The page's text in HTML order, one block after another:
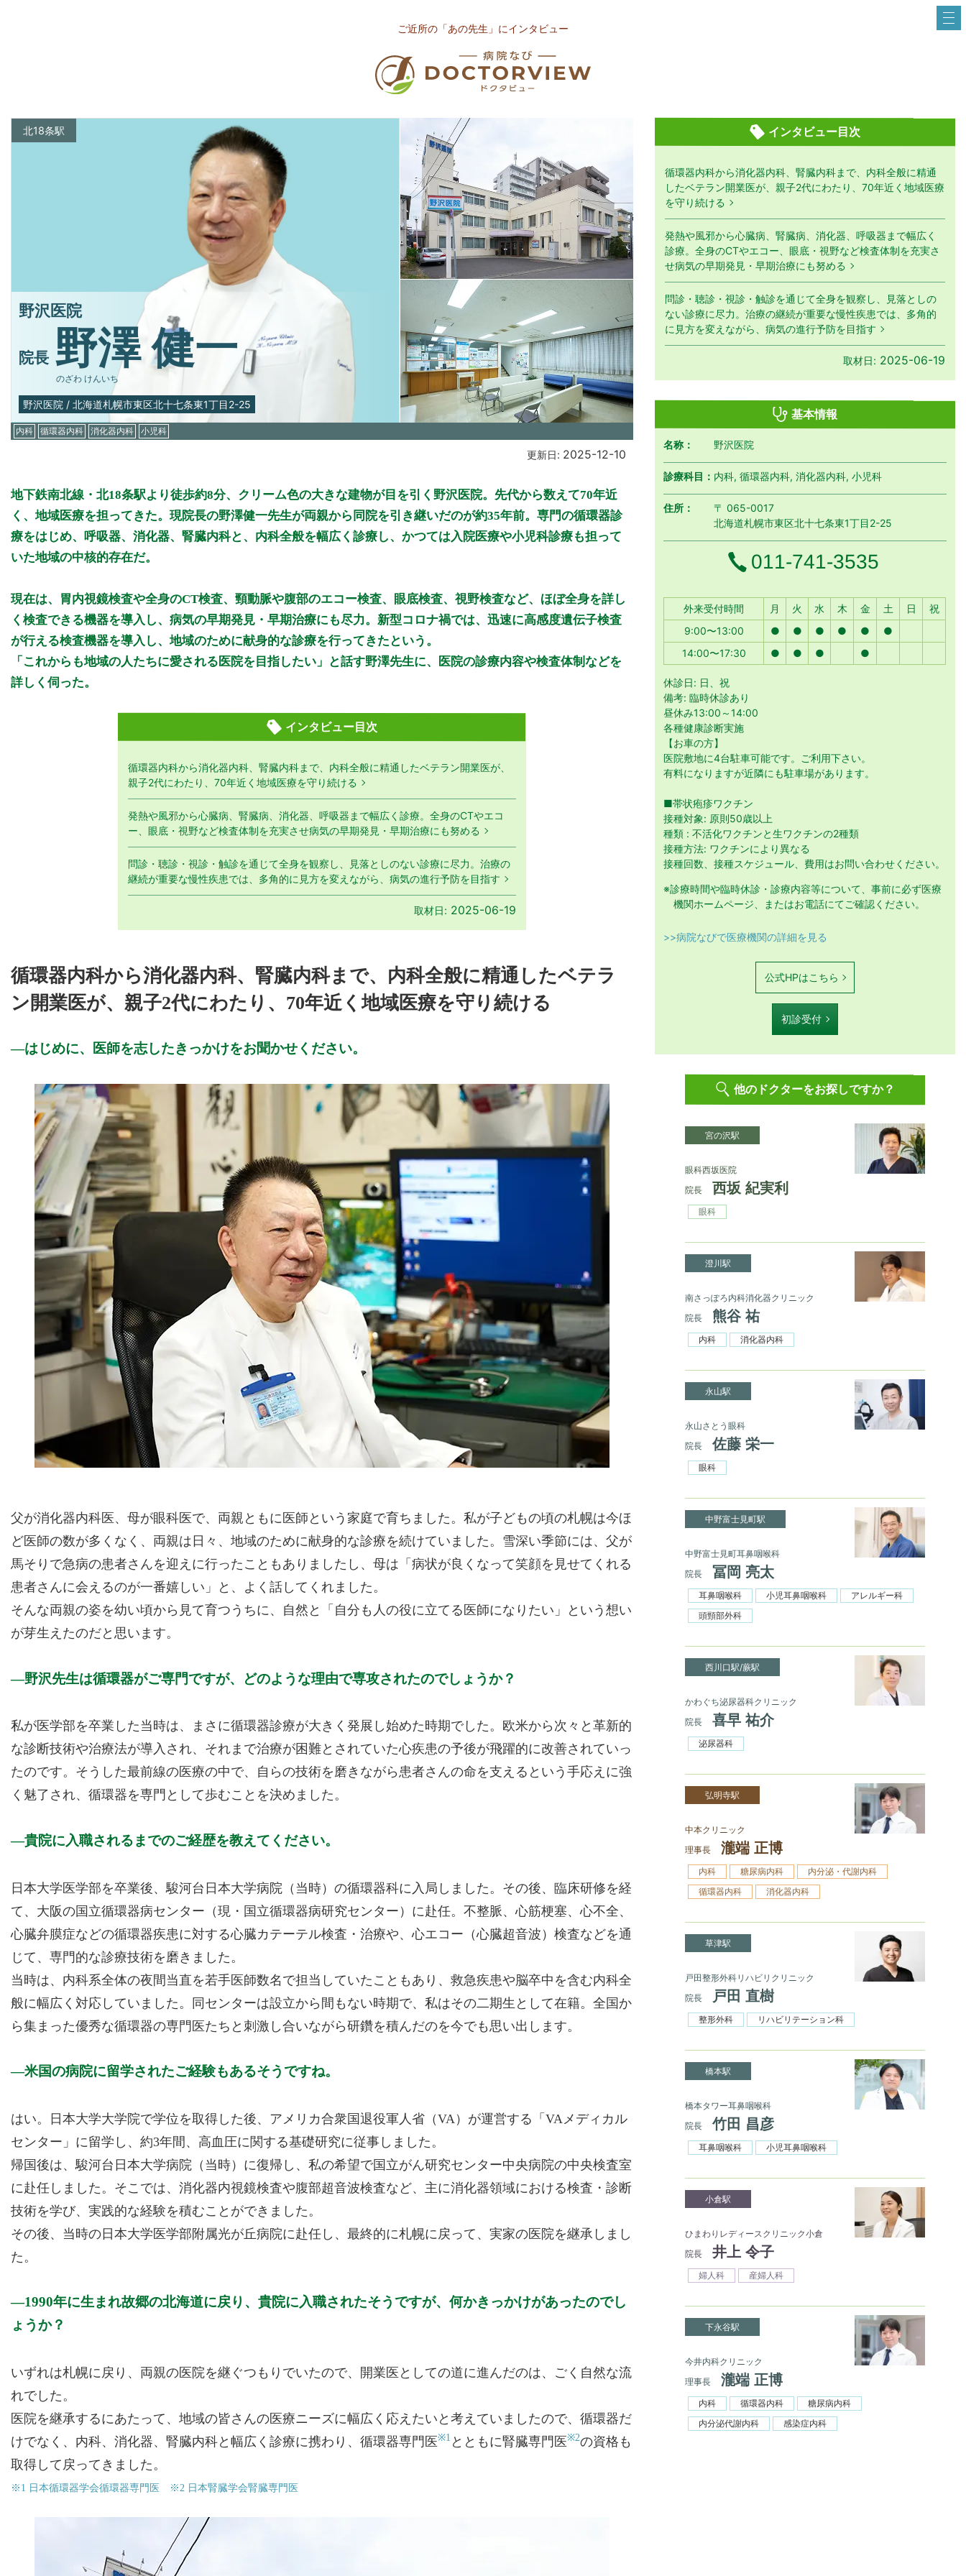
ご近所の「あの先生」にインタビュー
北18条駅
野沢医院
院長 野澤 健一
のざわ けんいち
野沢医院 / 北海道札幌市東区北十七条東1丁目2-25
内科 循環器内科 消化器内科 小児科
更新日: 2025-12-10
地下鉄南北線・北18条駅より徒歩約8分、クリーム色の大きな建物が目を引く野沢医院。先代から数えて70年近
く、地域医療を担ってきた。現院長の野澤健一先生が両親から同院を引き継いだのが約35年前。専門の循環器診
療をはじめ、呼吸器、消化器、腎臓内科と、内科全般を幅広く診療し、かつては入院医療や小児科診療も担って
いた地域の中核的存在だ。
現在は、胃内視鏡検査や全身のCT検査、頸動脈や腹部のエコー検査、眼底検査、視野検査など、ほぼ全身を詳し
く検査できる機器を導入し、病気の早期発見・早期治療にも尽力。新型コロナ禍では、迅速に高感度遺伝子検査
が行える検査機器を導入し、地域のために献身的な診療を行ってきたという。
「これからも地域の人たちに愛される医院を目指したい」と話す野澤先生に、医院の診療内容や検査体制などを
詳しく伺った。
インタビュー目次
循環器内科から消化器内科、腎臓内科まで、内科全般に精通したベテラン開業医が、
親子2代にわたり、70年近く地域医療を守り続ける
発熱や風邪から心臓病、腎臓病、消化器、呼吸器まで幅広く診療。全身のCTやエコ
ー、眼底・視野など検査体制を充実させ病気の早期発見・早期治療にも努める
問診・聴診・視診・触診を通じて全身を観察し、見落としのない診療に尽力。治療の
継続が重要な慢性疾患では、多角的に見方を変えながら、病気の進行予防を目指す
取材日: 2025-06-19
循環器内科から消化器内科、腎臓内科まで、内科全般に精通したベテラ
ン開業医が、親子2代にわたり、70年近く地域医療を守り続ける
はじめに、医師を志したきっかけをお聞かせください。
父が消化器内科医、母が眼科医で、両親ともに医師という家庭で育ちました。私が子どもの頃の札幌は今ほ
ど医師の数が多くなく、両親は日々、地域のために献身的な診療を続けていました。雪深い季節には、父が
馬そりで急病の患者さんを迎えに行ったこともありましたし、母は「病状が良くなって笑顔を見せてくれる
患者さんに会えるのが一番嬉しい」と、よく話してくれました。
そんな両親の姿を幼い頃から見て育つうちに、自然と「自分も人の役に立てる医師になりたい」という想い
が芽生えたのだと思います。
野沢先生は循環器がご専門ですが、どのような理由で専攻されたのでしょうか？
私が医学部を卒業した当時は、まさに循環器診療が大きく発展し始めた時期でした。欧米から次々と革新的
な診断技術や治療法が導入され、それまで治療が困難とされていた心疾患の予後が飛躍的に改善されていっ
たのです。そうした最前線の医療の中で、自らの技術を磨きながら患者さんの命を支えるという手応えに強
く魅了され、循環器を専門として歩むことを決めました。
貴院に入職されるまでのご経歴を教えてください。
日本大学医学部を卒業後、駿河台日本大学病院（当時）の循環器科に入局しました。その後、臨床研修を経
て、大阪の国立循環器病センター（現・国立循環器病研究センター）に赴任。不整脈、心筋梗塞、心不全、
心臓弁膜症などの循環器疾患に対する心臓カテーテル検査・治療や、心エコー（心臓超音波）検査などを通
じて、専門的な診療技術を磨きました。
当時は、内科系全体の夜間当直を若手医師数名で担当していたこともあり、救急疾患や脳卒中を含む内科全
般に幅広く対応していました。同センターは設立から間もない時期で、私はその二期生として在籍。全国か
ら集まった優秀な循環器の専門医たちと刺激し合いながら研鑽を積んだのを今でも思い出します。
米国の病院に留学されたご経験もあるそうですね。
はい。日本大学大学院で学位を取得した後、アメリカ合衆国退役軍人省（VA）が運営する「VAメディカル
センター」に留学し、約3年間、高血圧に関する基礎研究に従事しました。
帰国後は、駿河台日本大学病院（当時）に復帰し、私の希望で国立がん研究センター中央病院の中央検査室
に赴任しました。そこでは、消化器内視鏡検査や腹部超音波検査など、主に消化器領域における検査・診断
技術を学び、実践的な経験を積むことができました。
その後、当時の日本大学医学部附属光が丘病院に赴任し、最終的に札幌に戻って、実家の医院を継承しまし
た。
1990年に生まれ故郷の北海道に戻り、貴院に入職されたそうですが、何かきっかけがあったのでし
ょうか？
いずれは札幌に戻り、両親の医院を継ぐつもりでいたので、開業医としての道に進んだのは、ごく自然な流
れでした。
医院を継承するにあたって、地域の皆さんの医療ニーズに幅広く応えたいと考えていましたので、循環器だ
けでなく、内科、消化器、腎臓内科と幅広く診療に携わり、循環器専門医※1 とともに腎臓専門医※2の資格も
取得して戻ってきました。
※1 日本循環器学会循環器専門医 ※2 日本腎臓学会腎臓専門医
インタビュー目次
循環器内科から消化器内科、腎臓内科まで、内科全般に精通
したベテラン開業医が、親子2代にわたり、70年近く地域医療
を守り続ける
発熱や風邪から心臓病、腎臓病、消化器、呼吸器まで幅広く
診療。全身のCTやエコー、眼底・視野など検査体制を充実さ
せ病気の早期発見・早期治療にも努める
問診・聴診・視診・触診を通じて全身を観察し、見落としの
ない診療に尽力。治療の継続が重要な慢性疾患では、多角的
に見方を変えながら、病気の進行予防を目指す
取材日: 2025-06-19
基本情報
名称： 野沢医院
診療科目： 内科, 循環器内科, 消化器内科, 小児科
住所：
〒 065-0017
北海道札幌市東区北十七条東1丁目2-25
電話番号
011-741-3535
外来受付時間 月 月曜日
火 火曜日
水 水曜日
木木曜日
金金曜日
土土曜日
日 日曜日
祝
9:00〜13:00
● ● ● ● ●
●
14:00〜17:30
● ● ● ●
休診日: 日、祝
備考: 臨時休診あり
昼休み13:00～14:00
各種健康診断実施
【お車の方】
医院敷地に4台駐車可能です。ご利用下さい。
有料になりますが近隣にも駐車場があります。
■帯状疱疹ワクチン
接種対象: 原則50歳以上
種類 : 不活化ワクチンと生ワクチンの2種類
接種方法: ワクチンにより異なる
接種回数、接種スケジュール、費用はお問い合わせください。
※診療時間や臨時休診・診療内容等について、事前に必ず医療
機関ホームページ、またはお電話にてご確認ください。
>>病院なびで医療機関の詳細を見る
公式HPはこちら
初診受付
他のドクターをお探しですか？
宮の沢駅
眼科西坂医院
院長
西坂 紀実利
眼科
澄川駅
南さっぽろ内科消化器クリニック
院長
熊谷 祐
内科 消化器内科
永山駅
永山さとう眼科
院長
佐藤 栄一
眼科
中野富士見町駅
中野富士見町耳鼻咽喉科
院長
冨岡 亮太
耳鼻咽喉科 小児耳鼻咽喉科
アレルギー科
頭頸部外科
西川口駅/蕨駅
かわぐち泌尿器科クリニック
院長
喜早 祐介
泌尿器科
弘明寺駅
中本クリニック
理事長
瀧端 正博
内科 糖尿病内科
内分泌・代謝内科
循環器内科
消化器内科
草津駅
戸田整形外科リハビリクリニック
院長
戸田 直樹
整形外科 リハビリテーション科
橋本駅
橋本タワー耳鼻咽喉科
院長
竹田 昌彦
耳鼻咽喉科 小児耳鼻咽喉科
小倉駅
ひまわりレディースクリニック小倉
院長
井上 令子
婦人科 産婦人科
下永谷駅
今井内科クリニック
理事長
瀧端 正博
内科 循環器内科
糖尿病内科
内分泌代謝内科
感染症内科